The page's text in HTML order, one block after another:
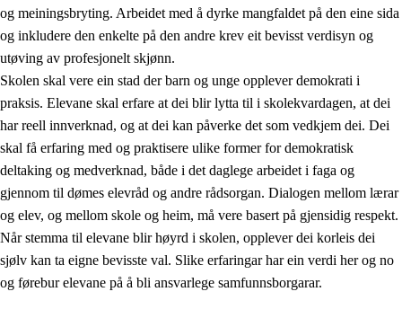
og meiningsbryting. Arbeidet med å dyrke mangfaldet på den eine sida
og inkludere den enkelte på den andre krev eit bevisst verdisyn og
utøving av profesjonelt skjønn.
Skolen skal vere ein stad der barn og unge opplever demokrati i
praksis. Elevane skal erfare at dei blir lytta til i skolekvardagen, at dei
har reell innverknad, og at dei kan påverke det som vedkjem dei. Dei
skal få erfaring med og praktisere ulike former for demokratisk
deltaking og medverknad, både i det daglege arbeidet i faga og
gjennom til dømes elevråd og andre rådsorgan. Dialogen mellom lærar
og elev, og mellom skole og heim, må vere basert på gjensidig respekt.
Når stemma til elevane blir høyrd i skolen, opplever dei korleis dei
sjølv kan ta eigne bevisste val. Slike erfaringar har ein verdi her og no
og førebur elevane på å bli ansvarlege samfunnsborgarar.